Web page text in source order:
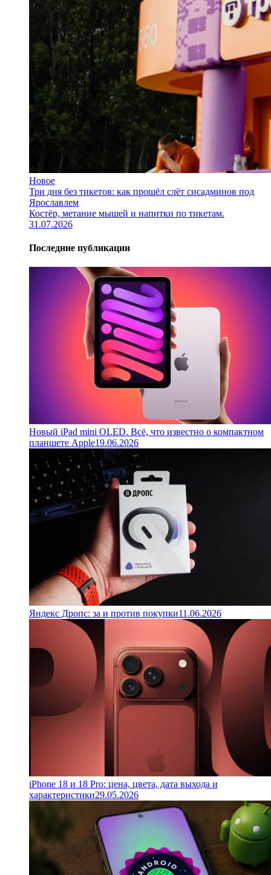
Новое
Три дня без тикетов: как прошёл слёт сисадминов под
Ярославлем
Костёр, метание мышей и напитки по тикетам.
31.07.2026
Последние публикации
Новый iPad mini OLED. Всё, что известно о компактном
планшете Apple19.06.2026
Яндекс Дропс: за и против покупки11.06.2026
iPhone 18 и 18 Pro: цена, цвета, дата выхода и
характеристики29.05.2026